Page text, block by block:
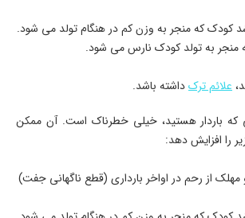
که منجر به وزن کم در هنگام تولد می شود.
منجر به تولد کودک نارس می شود.
علائم ترکداشته باشد.
که باردار هستید، خیلی خطرناک است. آن ممکن
را افزایش دهد:
از رحم در اواخر بارداری (قطع ناگهانی جفت)